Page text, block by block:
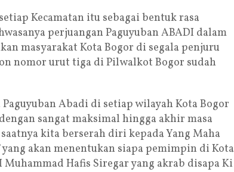
Kecamatan itu sebagai bentuk rasa
perjuangan Paguyuban ABADI dalam
masyarakat Kota Bogor di segala penjuru
nomor urut tiga di Pilwalkot Bogor sudah
Abadi di setiap wilayah Kota Bogor
sangat maksimal hingga akhir masa
kita berserah diri kepada Yang Maha
akan menentukan siapa pemimpin di Kota
Muhammad Hafis Siregar yang akrab disapa Ki